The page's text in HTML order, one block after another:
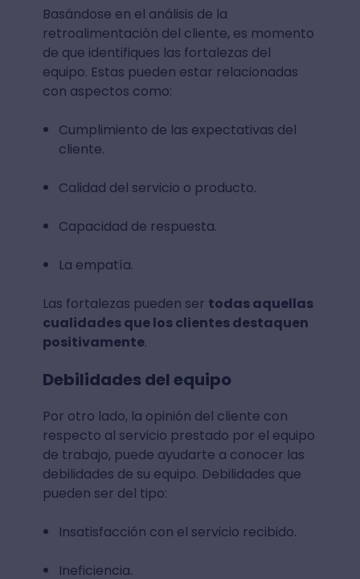
Basándose en el análisis de la
retroalimentación del cliente, es momento
de que identifiques las fortalezas del
equipo. Estas pueden estar relacionadas
con aspectos como:
Cumplimiento de las expectativas del
cliente.
Calidad del servicio o producto.
Capacidad de respuesta.
La empatía.
Las fortalezas pueden ser todas aquellas
cualidades que los clientes destaquen
positivamente.
Debilidades del equipo
Por otro lado, la opinión del cliente con
respecto al servicio prestado por el equipo
de trabajo, puede ayudarte a conocer las
debilidades de su equipo. Debilidades que
pueden ser del tipo:
Insatisfacción con el servicio recibido.
Ineficiencia.